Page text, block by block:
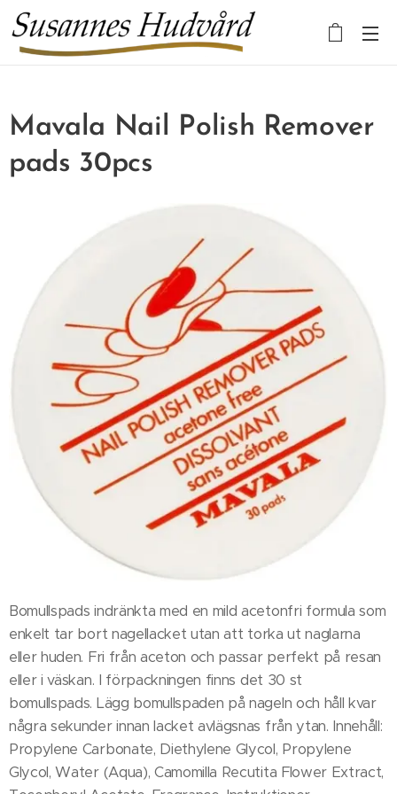
Mavala Nail Polish Remover
pads 30pcs
Bomullspads indränkta med en mild acetonfri formula som
enkelt tar bort nagellacket utan att torka ut naglarna
eller huden. Fri från aceton och passar perfekt på resan
eller i väskan. I förpackningen finns det 30 st
bomullspads. Lägg bomullspaden på nageln och håll kvar
några sekunder innan lacket avlägsnas från ytan. Innehåll:
Propylene Carbonate, Diethylene Glycol, Propylene
Glycol, Water (Aqua), Camomilla Recutita Flower Extract,